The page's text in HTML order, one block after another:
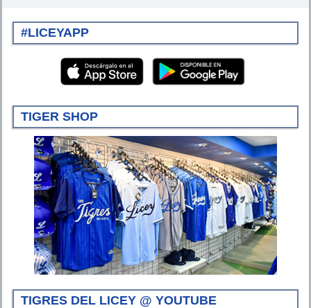
#LICEYAPP
TIGER SHOP
TIGRES DEL LICEY @ YOUTUBE